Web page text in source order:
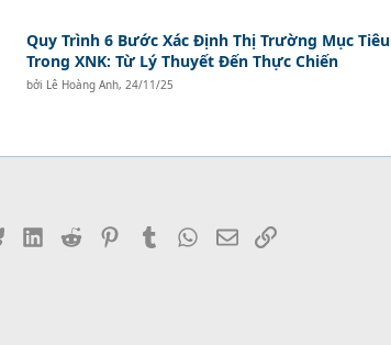
Quy Trình 6 Bước Xác Định Thị Trường Mục Tiêu
Trong XNK: Từ Lý Thuyết Đến Thực Chiến
bởi Lê Hoàng Anh, 24/11/25
BlueskyLinkedIn
Reddit PinterestTumblr WhatsApp
EmailLink